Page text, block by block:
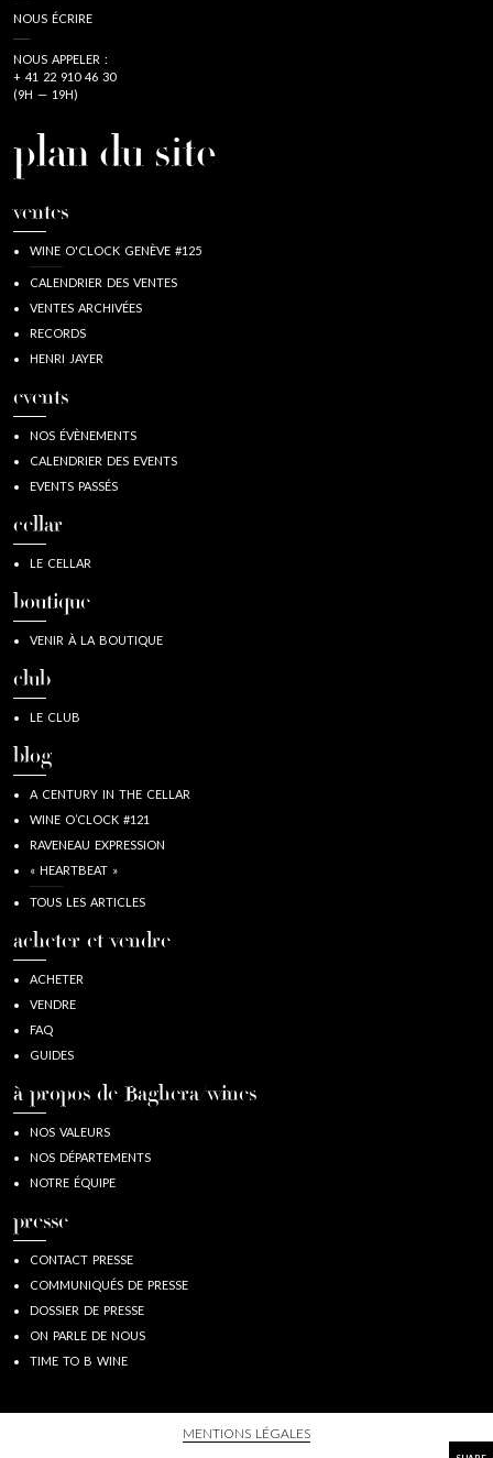
NOUS ÉCRIRE
NOUS APPELER :
+ 41 22 910 46 30
(9H — 19H)
plan du site
ventes
WINE O'CLOCK GENÈVE #125
CALENDRIER DES VENTES
VENTES ARCHIVÉES
RECORDS
HENRI JAYER
events
NOS ÉVÈNEMENTS
CALENDRIER DES EVENTS
EVENTS PASSÉS
cellar
LE CELLAR
boutique
VENIR À LA BOUTIQUE
club
LE CLUB
blog
A CENTURY IN THE CELLAR
WINE O’CLOCK #121
RAVENEAU EXPRESSION
« HEARTBEAT »
TOUS LES ARTICLES
acheter et vendre
ACHETER
VENDRE
FAQ
GUIDES
à propos de Baghera/wines
NOS VALEURS
NOS DÉPARTEMENTS
NOTRE ÉQUIPE
presse
CONTACT PRESSE
COMMUNIQUÉS DE PRESSE
DOSSIER DE PRESSE
ON PARLE DE NOUS
TIME TO B WINE
MENTIONS LÉGALES